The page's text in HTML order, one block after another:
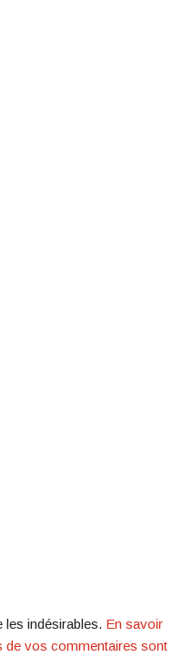
les indésirables. En savoir
de vos commentaires sont